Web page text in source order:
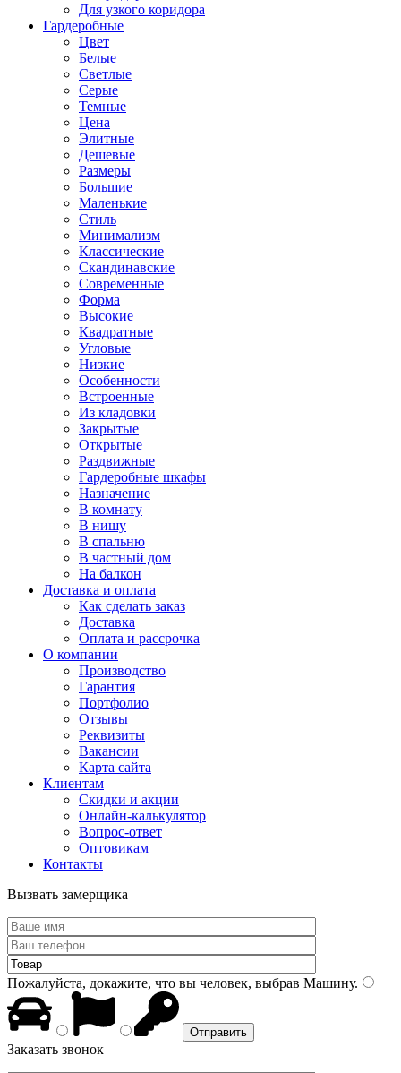
Для узкого коридора
Гардеробные
Цвет
Белые
Светлые
Серые
Темные
Цена
Элитные
Дешевые
Размеры
Большие
Маленькие
Стиль
Минимализм
Классические
Скандинавские
Современные
Форма
Высокие
Квадратные
Угловые
Низкие
Особенности
Встроенные
Из кладовки
Закрытые
Открытые
Раздвижные
Гардеробные шкафы
Назначение
В комнату
В нишу
В спальню
В частный дом
На балкон
Доставка и оплата
Как сделать заказ
Доставка
Оплата и рассрочка
О компании
Производство
Гарантия
Портфолио
Отзывы
Реквизиты
Вакансии
Карта сайта
Клиентам
Скидки и акции
Онлайн-калькулятор
Вопрос-ответ
Оптовикам
Контакты
Вызвать замерщика
Пожалуйста, докажите, что вы человек, выбрав Машину.
Заказать звонок